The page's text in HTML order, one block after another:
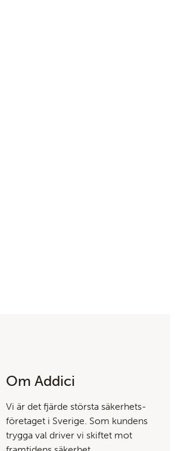
Om Addici
Vi är det fjärde största säkerhets­
företaget i Sverige. Som kundens
trygga val driver vi skiftet mot